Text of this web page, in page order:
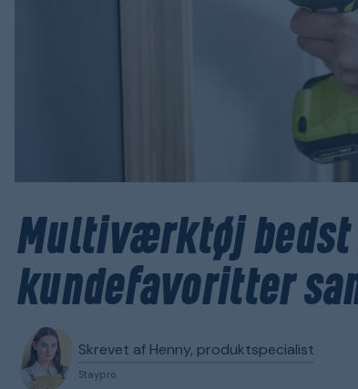
Multiværktøj bedst
kundefavoritter
Skrevet af Henny, produktspecialist
Staypro